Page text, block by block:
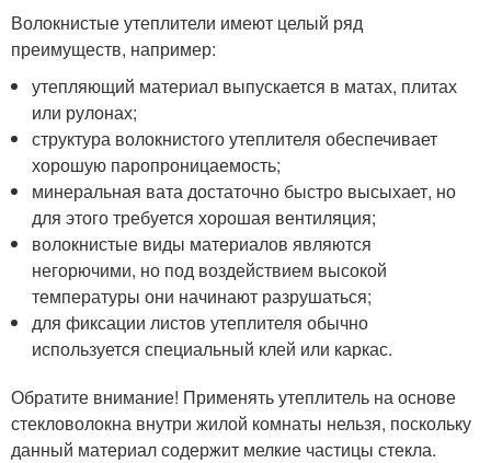
Волокнистые утеплители имеют целый ряд
преимуществ, например:
утепляющий материал выпускается в матах, плитах
или рулонах;
структура волокнистого утеплителя обеспечивает
хорошую паропроницаемость;
минеральная вата достаточно быстро высыхает, но
для этого требуется хорошая вентиляция;
волокнистые виды материалов являются
негорючими, но под воздействием высокой
температуры они начинают разрушаться;
для фиксации листов утеплителя обычно
используется специальный клей или каркас.
Обратите внимание! Применять утеплитель на основе
стекловолокна внутри жилой комнаты нельзя, поскольку
данный материал содержит мелкие частицы стекла.